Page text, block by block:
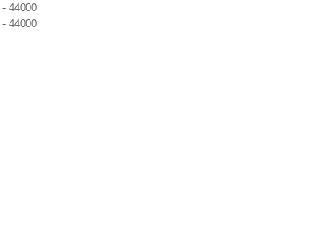
- 44000
- 44000